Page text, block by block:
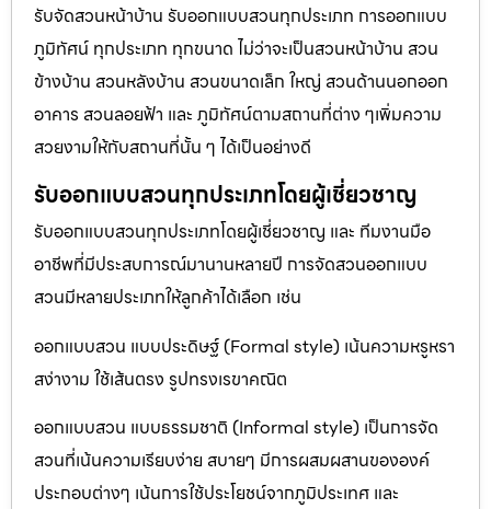
รับจัดสวนหน้าบ้าน รับออกแบบสวนทุกประเภท การออกแบบ
ภูมิทัศน์ ทุกประเภท ทุกขนาด ไม่ว่าจะเป็นสวนหน้าบ้าน สวน
ข้างบ้าน สวนหลังบ้าน สวนขนาดเล็ก ใหญ่ สวนด้านนอกออก
อาคาร สวนลอยฟ้า และ ภูมิทัศน์ตามสถานที่ต่าง ๆเพิ่มความ
สวยงามให้กับสถานที่นั้น ๆ ได้เป็นอย่างดี
รับออกแบบสวนทุกประเภทโดยผู้เชี่ยวชาญ
รับออกแบบสวนทุกประเภทโดยผู้เชี่ยวชาญ และ ทีมงานมือ
อาชีพที่มีประสบการณ์มานานหลายปี การจัดสวนออกแบบ
สวนมีหลายประเภทให้ลูกค้าได้เลือก เช่น
ออกแบบสวน แบบประดิษฐ์ (Formal style) เน้นความหรูหรา
สง่างาม ใช้เส้นตรง รูปทรงเรขาคณิต
ออกแบบสวน แบบธรรมชาติ (Informal style) เป็นการจัด
สวนที่เน้นความเรียบง่าย สบายๆ มีการผสมผสานขององค์
ประกอบต่างๆ เน้นการใช้ประโยชน์จากภูมิประเทศ และ